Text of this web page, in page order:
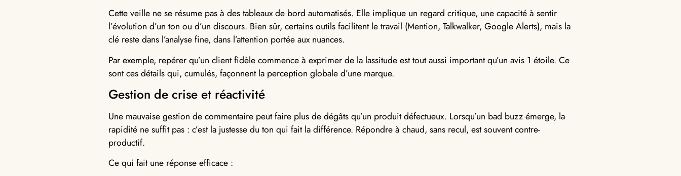
Cette veille ne se résume pas à des tableaux de bord automatisés. Elle implique un regard critique, une capacité à sentir
l’évolution d’un ton ou d’un discours. Bien sûr, certains outils facilitent le travail (Mention, Talkwalker, Google Alerts), mais la
clé reste dans l’analyse fine, dans l’attention portée aux nuances.
Par exemple, repérer qu’un client fidèle commence à exprimer de la lassitude est tout aussi important qu’un avis 1 étoile. Ce
sont ces détails qui, cumulés, façonnent la perception globale d’une marque.
Gestion de crise et réactivité
Une mauvaise gestion de commentaire peut faire plus de dégâts qu’un produit défectueux. Lorsqu’un bad buzz émerge, la
rapidité ne suffit pas : c’est la justesse du ton qui fait la différence. Répondre à chaud, sans recul, est souvent contre-
productif.
Ce qui fait une réponse efficace :